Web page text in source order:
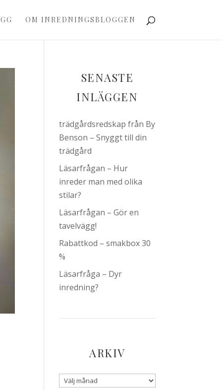
OM INREDNINGSBLOGGEN
SENASTE
INLÄGGEN
trädgårdsredskap från By
Benson – Snyggt till din
trädgård
Läsarfrågan – Hur
inreder man med olika
stilar?
Läsarfrågan – Gör en
tavelvägg!
Rabattkod – smakbox 30
%
Läsarfråga – Dyr
inredning?
ARKIV